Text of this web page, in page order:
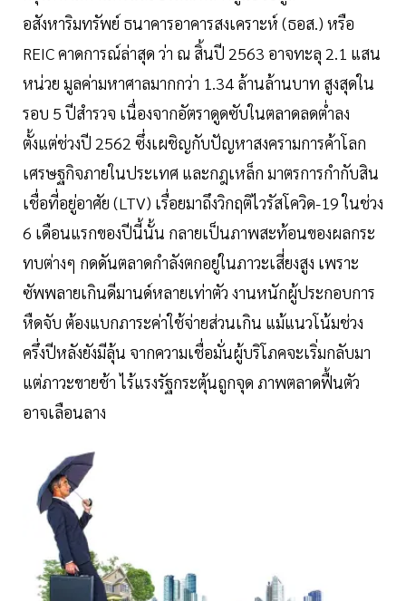
อสังหาริมทรัพย์ ธนาคารอาคารสงเคราะห์ (ธอส.) หรือ
REIC คาดการณ์ล่าสุด ว่า ณ สิ้นปี 2563 อาจทะลุ 2.1 แสน
หน่วย มูลค่ามหาศาลมากกว่า 1.34 ล้านล้านบาท สูงสุดใน
รอบ 5 ปีสำรวจ เนื่องจากอัตราดูดซับในตลาดลดต่ำลง
ตั้งแต่ช่วงปี 2562 ซึ่งเผชิญกับปัญหาสงครามการค้าโลก
เศรษฐกิจภายในประเทศ และกฎเหล็ก มาตรการกำกับสิน
เชื่อที่อยู่อาศัย (LTV) เรื่อยมาถึงวิกฤติไวรัสโควิด-19 ในช่วง
6 เดือนแรกของปีนี้นั้น กลายเป็นภาพสะท้อนของผลกระ
ทบต่างๆ กดดันตลาดกำลังตกอยู่ในภาวะเสี่ยงสูง เพราะ
ซัพพลายเกินดีมานด์หลายเท่าตัว งานหนักผู้ประกอบการ
หืดจับ ต้องแบกภาระค่าใช้จ่ายส่วนเกิน แม้แนวโน้มช่วง
ครึ่งปีหลังยังมีลุ้น จากความเชื่อมั่นผู้บริโภคจะเริ่มกลับมา
แต่ภาวะขายช้า ไร้แรงรัฐกระตุ้นถูกจุด ภาพตลาดฟื้นตัว
อาจเลือนลาง